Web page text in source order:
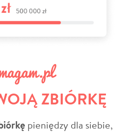
ZBIÓRKĘ
pieniędzy dla siebie,